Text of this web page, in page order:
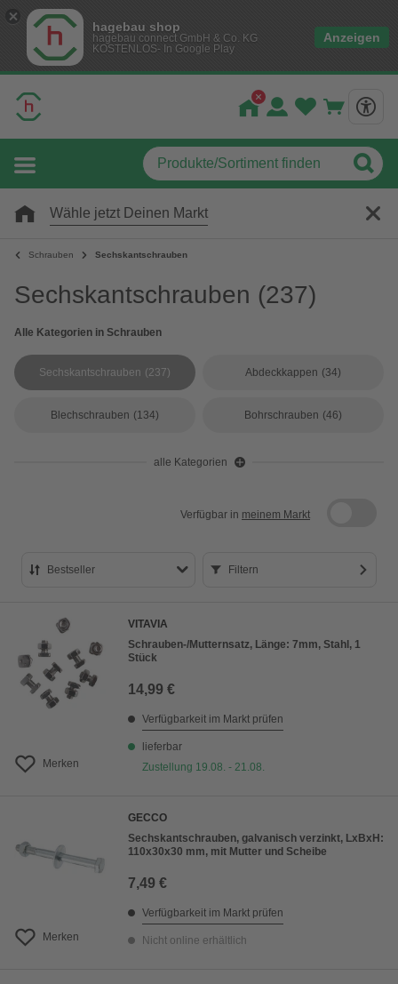
hagebau shop
hagebau connect GmbH & Co. KG
KOSTENLOS- In Google Play
Anzeigen
Wähle jetzt Deinen Markt
Schrauben Sechskantschrauben
Sechskantschrauben (237)
Alle Kategorien in Schrauben
Sechskantschrauben (237) Abdeckkappen (34)
Blechschrauben (134) Bohrschrauben (46)
alle Kategorien
Verfügbar in meinem Markt
Bestseller
Preis aufsteigend
Preis absteigend
Bewertung
Filtern
Merken
VITAVIA
Schrauben-/Mutternsatz, Länge: 7mm, Stahl, 1
Stück
14,99 €
Verfügbarkeit im Markt prüfen
lieferbar
Zustellung 19.08. - 21.08.
Merken
GECCO
Sechskantschrauben, galvanisch verzinkt, LxBxH:
110x30x30 mm, mit Mutter und Scheibe
7,49 €
Verfügbarkeit im Markt prüfen
Nicht online erhältlich